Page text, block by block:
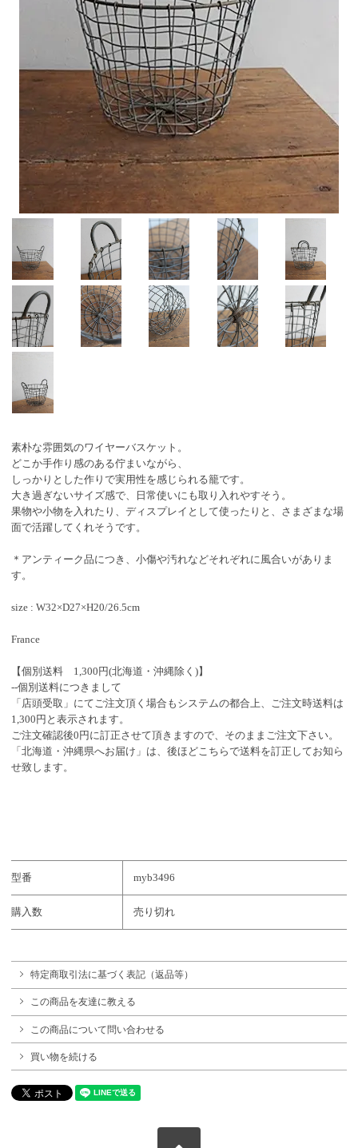
素朴な雰囲気のワイヤーバスケット。
どこか手作り感のある佇まいながら、
しっかりとした作りで実用性を感じられる籠です。
大き過ぎないサイズ感で、日常使いにも取り入れやすそう。
果物や小物を入れたり、ディスプレイとして使ったりと、さまざまな場
面で活躍してくれそうです。
＊アンティーク品につき、小傷や汚れなどそれぞれに風合いがありま
す。
size : W32×D27×H20/26.5cm
France
【個別送料 1,300円(北海道・沖縄除く)】
--個別送料につきまして
「店頭受取」にてご注文頂く場合もシステムの都合上、ご注文時送料は
1,300円と表示されます。
ご注文確認後0円に訂正させて頂きますので、そのままご注文下さい。
「北海道・沖縄県へお届け」は、後ほどこちらで送料を訂正してお知ら
せ致します。
型番 myb3496
購入数 売り切れ
特定商取引法に基づく表記（返品等）
この商品を友達に教える
この商品について問い合わせる
買い物を続ける